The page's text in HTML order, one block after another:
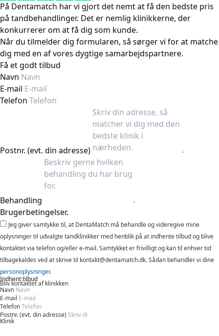
På Dentamatch har vi gjort det nemt at få den bedste pris
på tandbehandlinger. Det er nemlig klinikkerne, der
konkurrerer om at få dig som kunde.
Når du tilmelder dig formularen, så sørger vi for at matche
dig med en af vores dygtige samarbejdspartnere.
Få et godt tilbud
Navn
E-mail
Telefon
Postnr. (evt. din adresse)
Behandling
Brugerbetingelser.
Jeg giver samtykke til, at DentaMatch må behandle og videregive mine
oplysninger til udvalgte tandklinikker med henblik på at indhente tilbud og blive
kontaktet via telefon og/eller e-mail. Samtykket er frivilligt og kan til enhver tid
tilbagekaldes ved at skrive til kontakt@dentamatch.dk. Sådan behandler vi dine
personoplysninger.
Indhent tilbud
Bliv kontaktet af klinikken
Navn
E-mail
Telefon
Postnr. (evt. din adresse)
Klinik